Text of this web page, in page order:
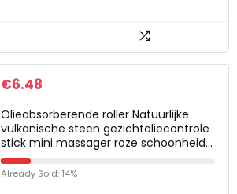
€6.48
Olieabsorberende roller Natuurlijke
vulkanische steen gezichtoliecontrole
stick mini massager roze schoonheid…
Already Sold: 14%